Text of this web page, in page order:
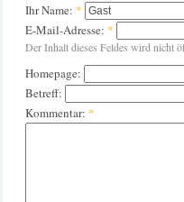
Ihr Name: *
E-Mail-Adresse: *
Der Inhalt dieses Feldes wird nicht
Homepage:
Betreff:
Kommentar: *